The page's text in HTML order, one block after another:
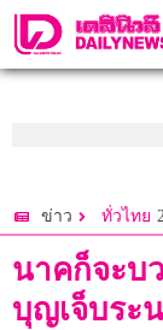
ข่าว ทั่วไทย
นาคก็จะบ
บุญเจ็บระ